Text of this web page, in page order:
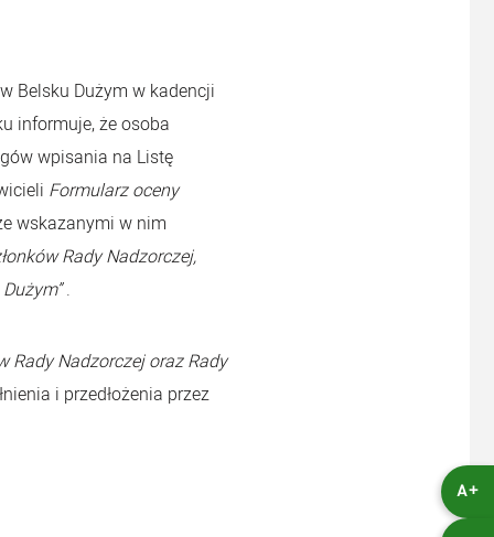
A+
Belsku Dużym w kadencji
informuje, że osoba
wpisania na Listę
Formularz oceny
wskazanymi w nim
Rady Nadzorczej,
.
Rady Nadzorczej oraz Rady
i przedłożenia przez